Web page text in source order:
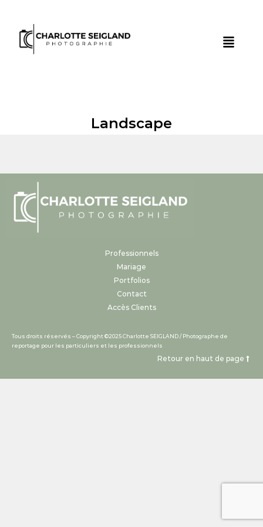
Landscape
Professionnels
Mariage
Portfolios
Contact
Accès Clients
Tous droits réservés – Copyright ©2025 Charlotte SEIGLAND / Photographe de
reportage pour les particuliers et les professionnels​
Retour en haut de page